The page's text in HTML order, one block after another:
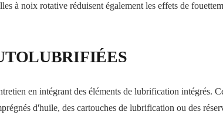
à noix rotative réduisent également les effets de
en intégrant des éléments de lubrification intégrés.
d'huile, des cartouches de lubrification ou des